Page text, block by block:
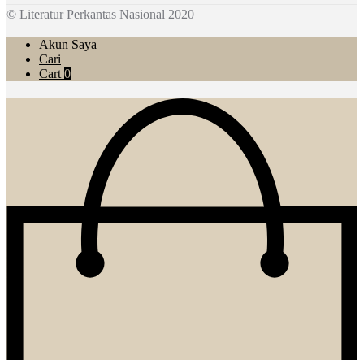
© Literatur Perkantas Nasional 2020
Akun Saya
Cari
Cart 0